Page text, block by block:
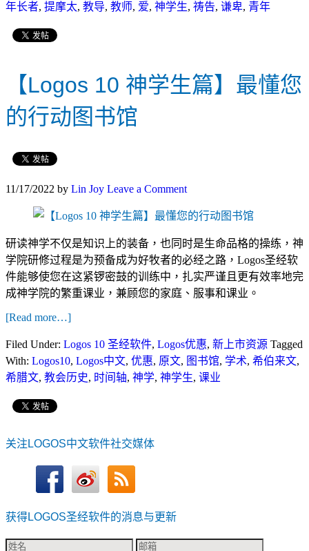
年长者, 提摩太, 教导, 教师, 爱, 神学生, 祷告, 谦卑, 青年
【Logos 10 神学生篇】最懂您
的行动图书馆
11/17/2022 by Lin Joy Leave a Comment
研读神学不仅是知识上的装备，也同时是生命品格的操练，神
学院研修过程是为预备成为好牧者的必经之路，Logos圣经软
件能够使您在这紧锣密鼓的训练中，扎实严谨且更有效率地完
成神学院的繁重课业，兼顾您的家庭、服事和课业。
[Read more…]
Filed Under: Logos 10 圣经软件, Logos优惠, 新上市资源 Tagged
With: Logos10, Logos中文, 优惠, 原文, 图书馆, 学术, 希伯来文,
希腊文, 教会历史, 时间轴, 神学, 神学生, 课业
关注LOGOS中文软件社交媒体
获得LOGOS圣经软件的消息与更新